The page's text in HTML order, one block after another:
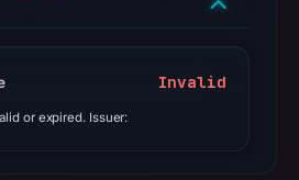
Invalid
or expired. Issuer: